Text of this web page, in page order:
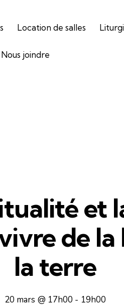
Location de salles
Nous joindre
et
de
la terre
20 mars @ 17h00 - 19h00